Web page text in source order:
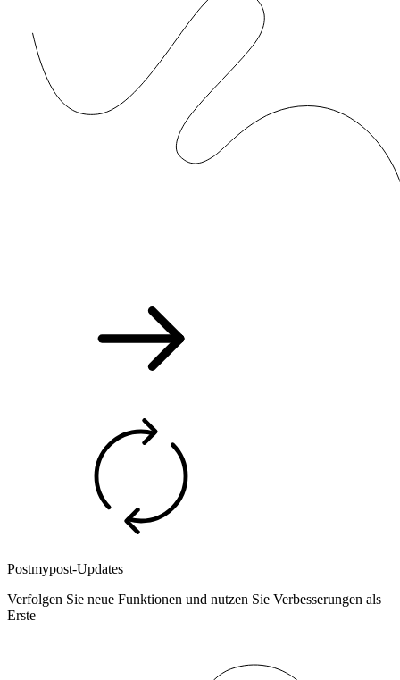
Postmypost-Updates
Verfolgen Sie neue Funktionen und nutzen Sie Verbesserungen als
Erste